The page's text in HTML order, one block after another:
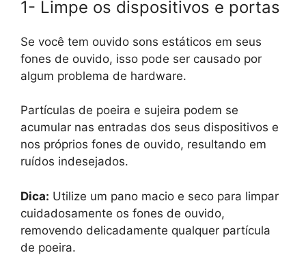
1- Limpe os dispositivos e portas
Se você tem ouvido sons estáticos em seus
fones de ouvido, isso pode ser causado por
algum problema de hardware.
Partículas de poeira e sujeira podem se
acumular nas entradas dos seus dispositivos e
nos próprios fones de ouvido, resultando em
ruídos indesejados.
Dica: Utilize um pano macio e seco para limpar
cuidadosamente os fones de ouvido,
removendo delicadamente qualquer partícula
de poeira.